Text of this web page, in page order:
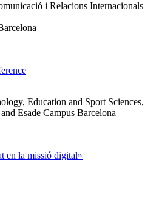
i Relacions Internacionals
Education and Sport Sciences,
Esade Campus Barcelona
en la missió digital»